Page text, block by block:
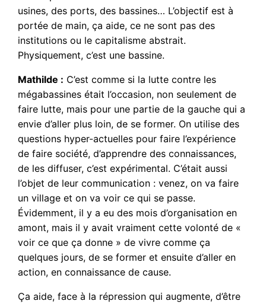
usines, des ports, des bassines… L’objectif est à
portée de main, ça aide, ce ne sont pas des
institutions ou le capitalisme abstrait.
Physiquement, c’est une bassine.
Mathilde : C’est comme si la lutte contre les
mégabassines était l’occasion, non seulement de
faire lutte, mais pour une partie de la gauche qui a
envie d’aller plus loin, de se former. On utilise des
questions hyper-actuelles pour faire l’expérience
de faire société, d’apprendre des connaissances,
de les diffuser, c’est expérimental. C’était aussi
l’objet de leur communication : venez, on va faire
un village et on va voir ce qui se passe.
Évidemment, il y a eu des mois d’organisation en
amont, mais il y avait vraiment cette volonté de «
voir ce que ça donne » de vivre comme ça
quelques jours, de se former et ensuite d’aller en
action, en connaissance de cause.
Ça aide, face à la répression qui augmente, d’être